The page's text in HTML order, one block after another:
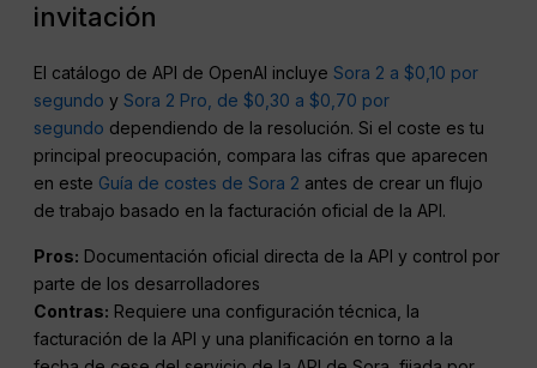
invitación
El catálogo de API de OpenAI incluyeSora 2 a $0,10 por
segundo ySora 2 Pro, de $0,30 a $0,70 por
segundo dependiendo de la resolución. Si el coste es tu
principal preocupación, compara las cifras que aparecen
en este Guía de costes de Sora 2 antes de crear un flujo
de trabajo basado en la facturación oficial de la API.
Pros: Documentación oficial directa de la API y control por
parte de los desarrolladores
Contras: Requiere una configuración técnica, la
facturación de la API y una planificación en torno a la